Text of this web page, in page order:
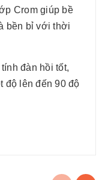
Crom giúp bề
bền bỉ với thời
đàn hồi tốt,
độ lên đến 90 độ